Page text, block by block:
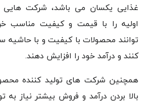
غذایی یکسان می باشد، شرکت هایی
اولیه را با قیمت و کیفیت مناسب
توانند محصولات با کیفیت و با حاشیه
کنند و درآمد خود را افزایش دهند.
همچنین شرکت های تولید کننده
بالا بردن درآمد و فروش بیشتر نیاز به